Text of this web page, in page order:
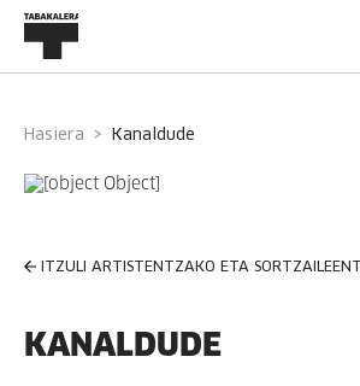
Hasiera kanaldude
ITZULI ARTISTENTZAKO ETA
KANALDUDE